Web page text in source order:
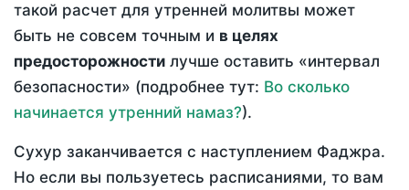
такой расчет для утренней молитвы может
быть не совсем точным и в целях
предосторожности лучше оставить «интервал
безопасности» (подробнее тут: Во сколько
начинается утренний намаз?).
Сухур заканчивается с наступлением Фаджра.
Но если вы пользуетесь расписаниями, то вам